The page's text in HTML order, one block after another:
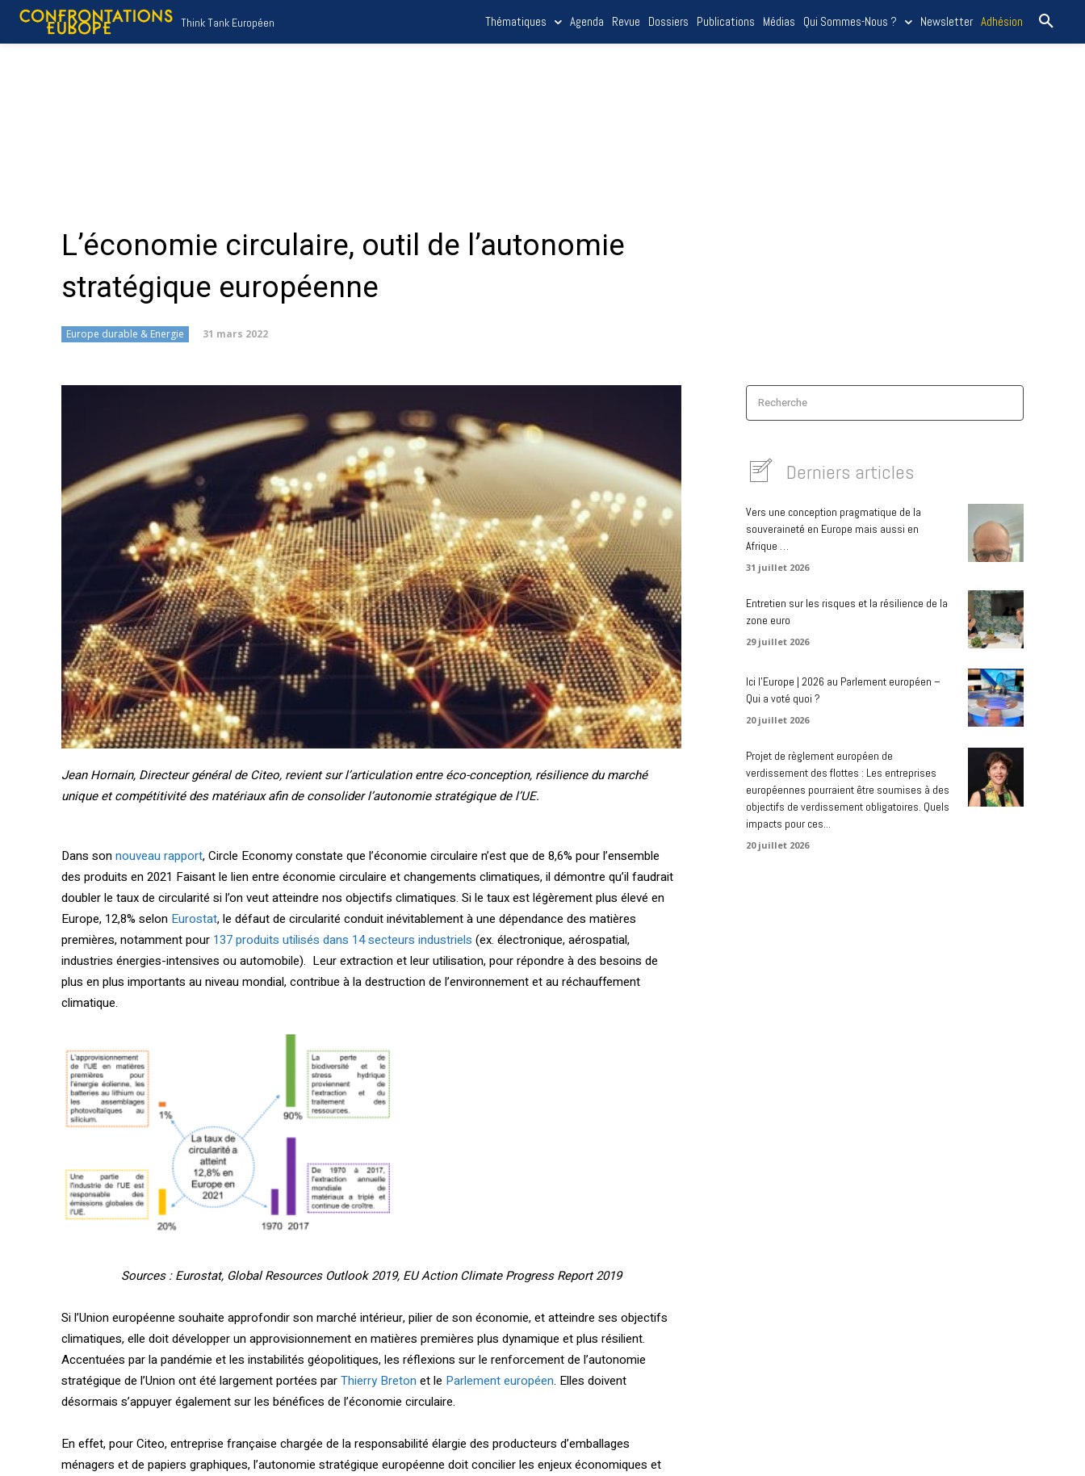
Think Tank Européen Thématiques Agenda Revue Dossiers Publications Médias Qui Sommes-Nous ? Newsletter Adhésion
L’économie circulaire, outil de l’autonomie
stratégique européenne
Europe durable & Energie 31 mars 2022
Jean Hornain, Directeur général de Citeo, revient sur l’articulation entre éco-conception, résilience du marché
unique et compétitivité des matériaux afin de consolider l’autonomie stratégique de l’UE.
Dans sonnouveau rapport, Circle Economy constate que l’économie circulaire n’est que de 8,6% pour l’ensemble
des produits en 2021 Faisant le lien entre économie circulaire et changements climatiques, il démontre qu’il faudrait
doubler le taux de circularité si l’on veut atteindre nos objectifs climatiques. Si le taux est légèrement plus élevé en
Europe, 12,8% selon Eurostat, le défaut de circularité conduit inévitablement à une dépendance des matières
premières, notamment pour 137 produits utilisés dans 14 secteurs industriels (ex. électronique, aérospatial,
industries énergies-intensives ou automobile). Leur extraction et leur utilisation, pour répondre à des besoins de
plus en plus importants au niveau mondial, contribue à la destruction de l’environnement et au réchauffement
climatique.
Sources : Eurostat, Global Resources Outlook 2019, EU Action Climate Progress Report 2019
Si l’Union européenne souhaite approfondir son marché intérieur, pilier de son économie, et atteindre ses objectifs
climatiques, elle doit développer un approvisionnement en matières premières plus dynamique et plus résilient.
Accentuées par la pandémie et les instabilités géopolitiques, les réflexions sur le renforcement de l’autonomie
stratégique de l’Union ont été largement portées parThierry Breton et le Parlement européen. Elles doivent
désormais s’appuyer également sur les bénéfices de l’économie circulaire.
En effet, pour Citeo, entreprise française chargée de la responsabilité élargie des producteurs d’emballages
ménagers et de papiers graphiques, l’autonomie stratégique européenne doit concilier les enjeux économiques et
Recherche
Derniers articles
Vers une conception pragmatique de la
souveraineté en Europe mais aussi en
Afrique …
31 juillet 2026
Entretien sur les risques et la résilience de la
zone euro
29 juillet 2026
Ici l’Europe | 2026 au Parlement européen –
Qui a voté quoi ?
20 juillet 2026
Projet de règlement européen de
verdissement des flottes : Les entreprises
européennes pourraient être soumises à des
objectifs de verdissement obligatoires. Quels
impacts pour ces...
20 juillet 2026